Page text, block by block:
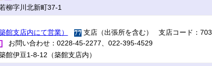
柳字川北新町37-1
館支店内にて営業）
支店（出張所を含む） 支店コード：703
お問い合わせ：0228-45-2277、022-395-4529
館伊豆1-8-12（築館支店内）